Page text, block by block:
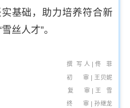
基础，助力培养符合新
雪丝人才”。
撰 写 人 |佟 菲
初 审 | 王贝妮
复 审 |王 雪
终 审 | 孙继龙